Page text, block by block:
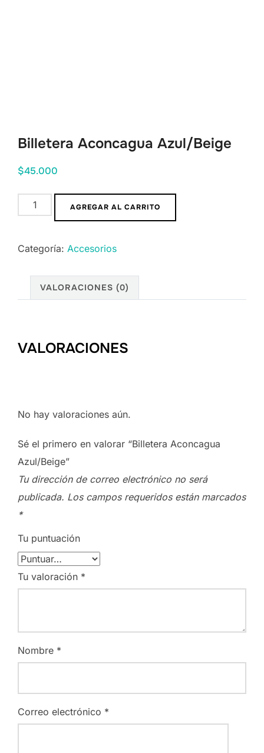
Billetera Aconcagua Azul/Beige
$45.000
Billetera
Aconcagua
cantidad
AGREGAR AL CARRITO
Categoría: Accesorios
VALORACIONES (0)
VALORACIONES
No hay valoraciones aún.
Sé el primero en valorar “Billetera Aconcagua
Azul/Beige”
Tu dirección de correo electrónico no será
publicada. Los campos requeridos están marcados
*
Tu puntuación
Tu valoración *
Nombre *
Correo electrónico *